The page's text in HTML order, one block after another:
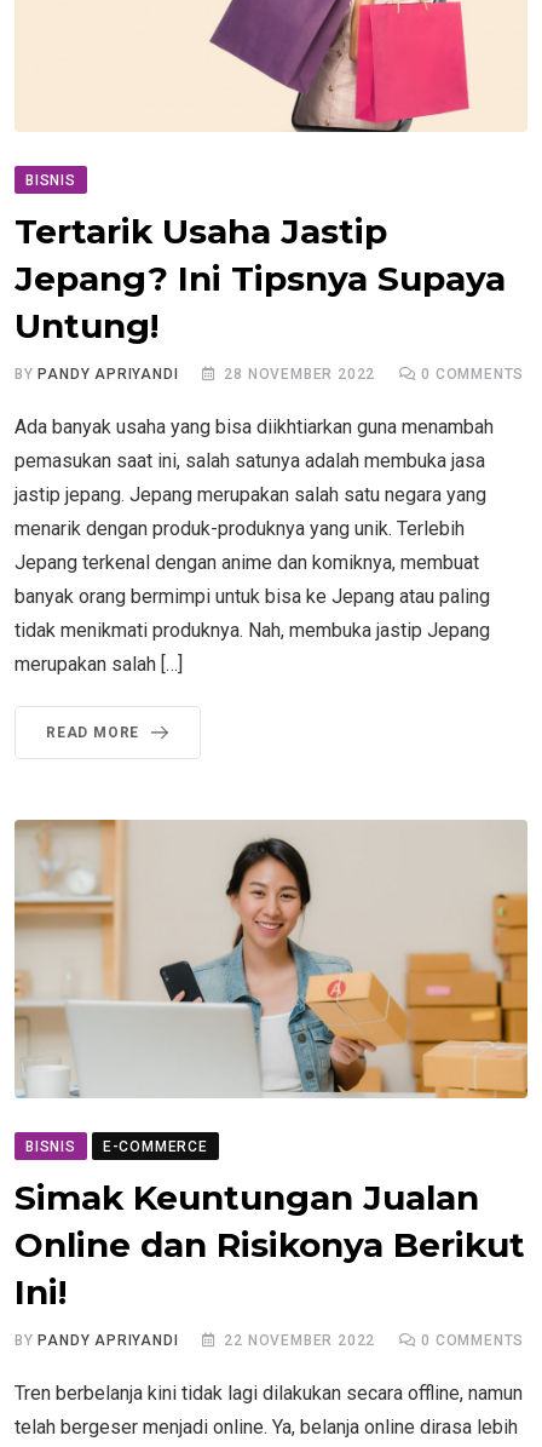
BISNIS
Tertarik Usaha Jastip
Jepang? Ini Tipsnya Supaya
Untung!
BY PANDY APRIYANDI 28 NOVEMBER 2022 0 COMMENTS
Ada banyak usaha yang bisa diikhtiarkan guna menambah
pemasukan saat ini, salah satunya adalah membuka jasa
jastip jepang. Jepang merupakan salah satu negara yang
menarik dengan produk-produknya yang unik. Terlebih
Jepang terkenal dengan anime dan komiknya, membuat
banyak orang bermimpi untuk bisa ke Jepang atau paling
tidak menikmati produknya. Nah, membuka jastip Jepang
merupakan salah […]
READ MORE
BISNIS E-COMMERCE
Simak Keuntungan Jualan
Online dan Risikonya Berikut
Ini!
BY PANDY APRIYANDI 22 NOVEMBER 2022 0 COMMENTS
Tren berbelanja kini tidak lagi dilakukan secara offline, namun
telah bergeser menjadi online. Ya, belanja online dirasa lebih